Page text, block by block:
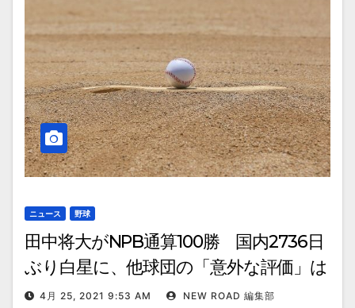
ニュース 野球
田中将大がNPB通算100勝 国内2736日
ぶり白星に、他球団の「意外な評価」は
4月 25, 2021 9:53 AM NEW ROAD 編集部